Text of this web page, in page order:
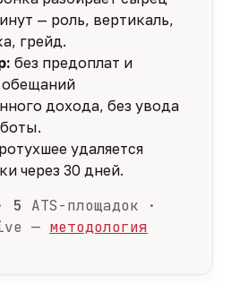
— роль, вертикаль,
грейд.
без предоплат и
обещаний
дохода, без увода
удаляется
через 30 дней.
5 ATS-площадок ·
— методология